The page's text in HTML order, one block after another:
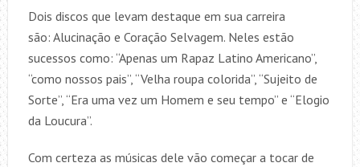
Dois discos que levam destaque em sua carreira
são: Alucinação e Coração Selvagem. Neles estão
sucessos como: “Apenas um Rapaz Latino Americano”,
“como nossos pais”, “Velha roupa colorida”, “Sujeito de
Sorte”, “Era uma vez um Homem e seu tempo” e “Elogio
da Loucura”.
Com certeza as músicas dele vão começar a tocar de